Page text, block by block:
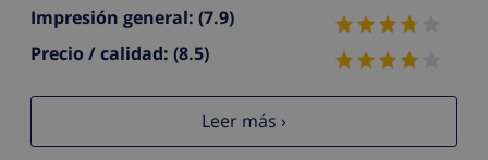
Impresión general: (7.9)
Precio / calidad: (8.5)
Leer más ›